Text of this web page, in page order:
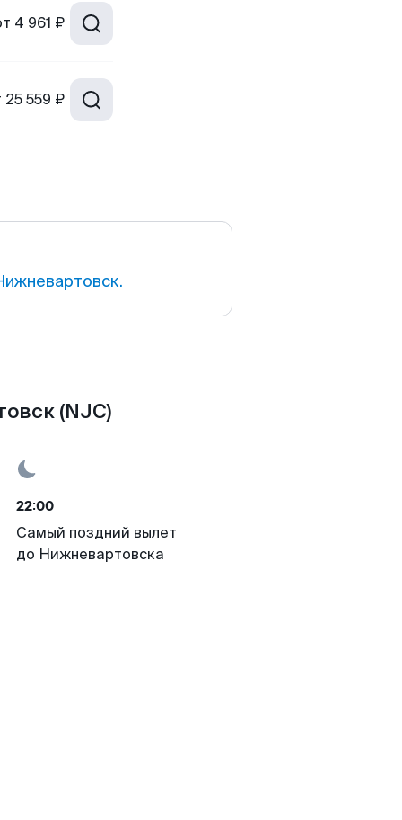
4 961 ₽
25 559 ₽
(NJC)
22:00
Самый поздний вылет
до Нижневартовска